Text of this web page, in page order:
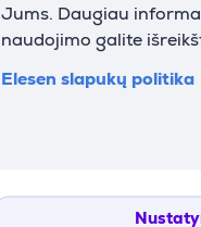
Jums. Daugiau
naudojimo galite
Elesen slapukų politika
pirolizė, 71 L, juoda -
Orkaitė Prekė -